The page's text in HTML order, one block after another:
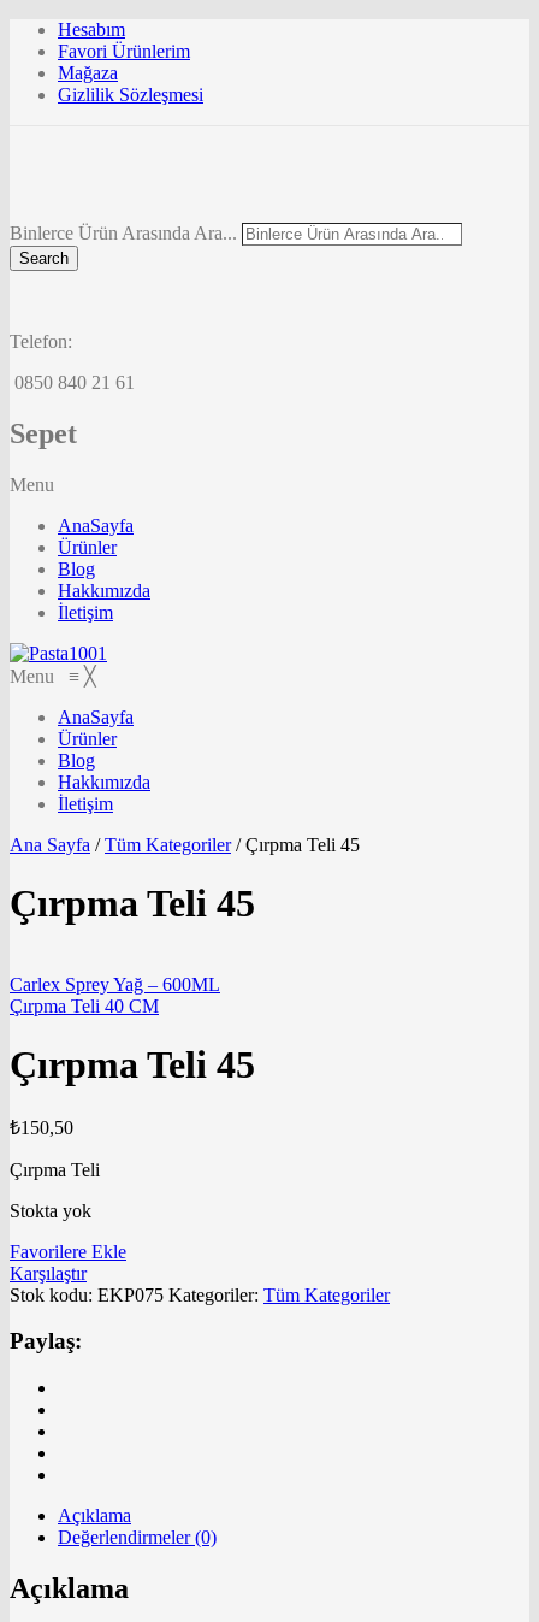
Hesabım
Favori Ürünlerim
Mağaza
Gizlilik Sözleşmesi
Binlerce Ürün Arasında Ara...
Search
Telefon:
0850 840 21 61
Sepet
Menu
AnaSayfa
Ürünler
Blog
Hakkımızda
İletişim
Menu ≡ ╳
AnaSayfa
Ürünler
Blog
Hakkımızda
İletişim
Ana Sayfa / Tüm Kategoriler /Çırpma Teli 45
Çırpma Teli 45
Carlex Sprey Yağ – 600ML
Çırpma Teli 40 CM
Çırpma Teli 45
₺150,50
Çırpma Teli
Stokta yok
Favorilere Ekle
Karşılaştır
Stok kodu: EKP075 Kategoriler: Tüm Kategoriler
Paylaş:
Açıklama
Değerlendirmeler (0)
Açıklama